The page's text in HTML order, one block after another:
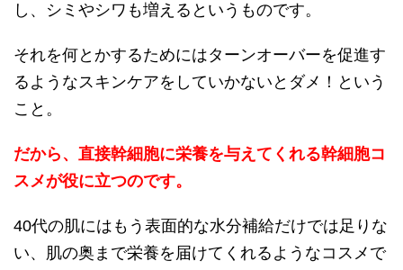
し、シミやシワも増えるというものです。
それを何とかするためにはターンオーバーを促進す
るようなスキンケアをしていかないとダメ！という
こと。
だから、直接幹細胞に栄養を与えてくれる幹細胞コ
スメが役に立つのです。
40代の肌にはもう表面的な水分補給だけでは足りな
い、肌の奥まで栄養を届けてくれるようなコスメで